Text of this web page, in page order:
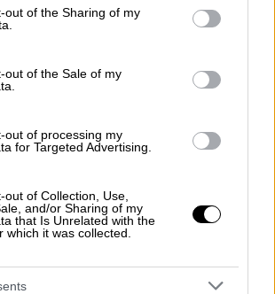
visit or usage behaviour. You may click to
to Google and its third-party tags to
below specified purposes in below Google
out of the Sharing of my
out of the Sale of my
out of processing my
for Targeted Advertising.
out of Collection, Use,
and/or Sharing of my
that Is Unrelated with the
which it was collected.
Ισραήλ έχει αναφέρει ότι η
πρόσφυγες που ζουν
στην περιοχή αλ –
μήκος της νότιας ακτής της
αριθμός θα αντιστοιχεί
του θύλακα, που είναι πάνω
ότι δορυφορικές
ότι οι δυνάμεις του
έχουν εντείνει τις